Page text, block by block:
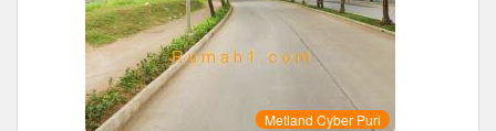
Metland Cyber Puri